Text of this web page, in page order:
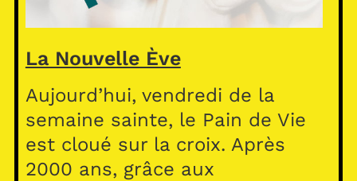
La Nouvelle Ève
Aujourd’hui, vendredi de la
semaine sainte, le Pain de Vie
est cloué sur la croix. Après
2000 ans, grâce aux